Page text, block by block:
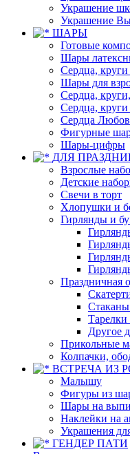
Украшение
Украшение
ШАРЫ
Готовые
Шары
Сердца,
Шары для
Сердца,
Сердца,
Сердца
Фигурные
Шары-цифры
ДЛЯ
Взрослые
Детские
Свечи в торт
Хлопушки и
Гирлянды и
Праздничная
Тарелки
Другое
Прикольные
Колпачки,
ВСТРЕЧА ИЗ
Малышу
Фигуры из
Шары на
Наклейки на
Украшения
ГЕНДЕР ПАТИ